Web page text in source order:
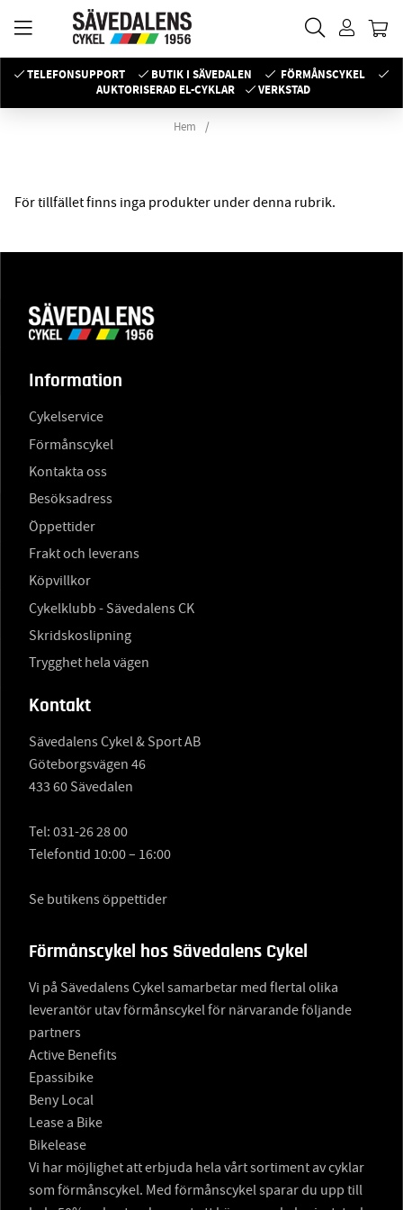
TELEFONSUPPORT BUTIK I SÄVEDALEN
FÖRMÅNSCYKEL
AUKTORISERAD EL-CYKLAR
VERKSTAD
Hem
För tillfället finns inga produkter under denna rubrik.
Information
Cykelservice
Förmånscykel
Kontakta oss
Besöksadress
Öppettider
Frakt och leverans
Köpvillkor
Cykelklubb - Sävedalens CK
Skridskoslipning
Trygghet hela vägen
Kontakt
Sävedalens Cykel & Sport AB
Göteborgsvägen 46
433 60 Sävedalen
Tel: 031-26 28 00
Telefontid 10:00 – 16:00
Se butikens öppettider
Förmånscykel hos Sävedalens Cykel
Vi på Sävedalens Cykel samarbetar med flertal olika
leverantör utav förmånscykel för närvarande följande
partners
Active Benefits
Epassibike
Beny Local
Lease a Bike
Bikelease
Vi har möjlighet att erbjuda hela vårt sortiment av cyklar
som förmånscykel. Med förmånscykel sparar du upp till